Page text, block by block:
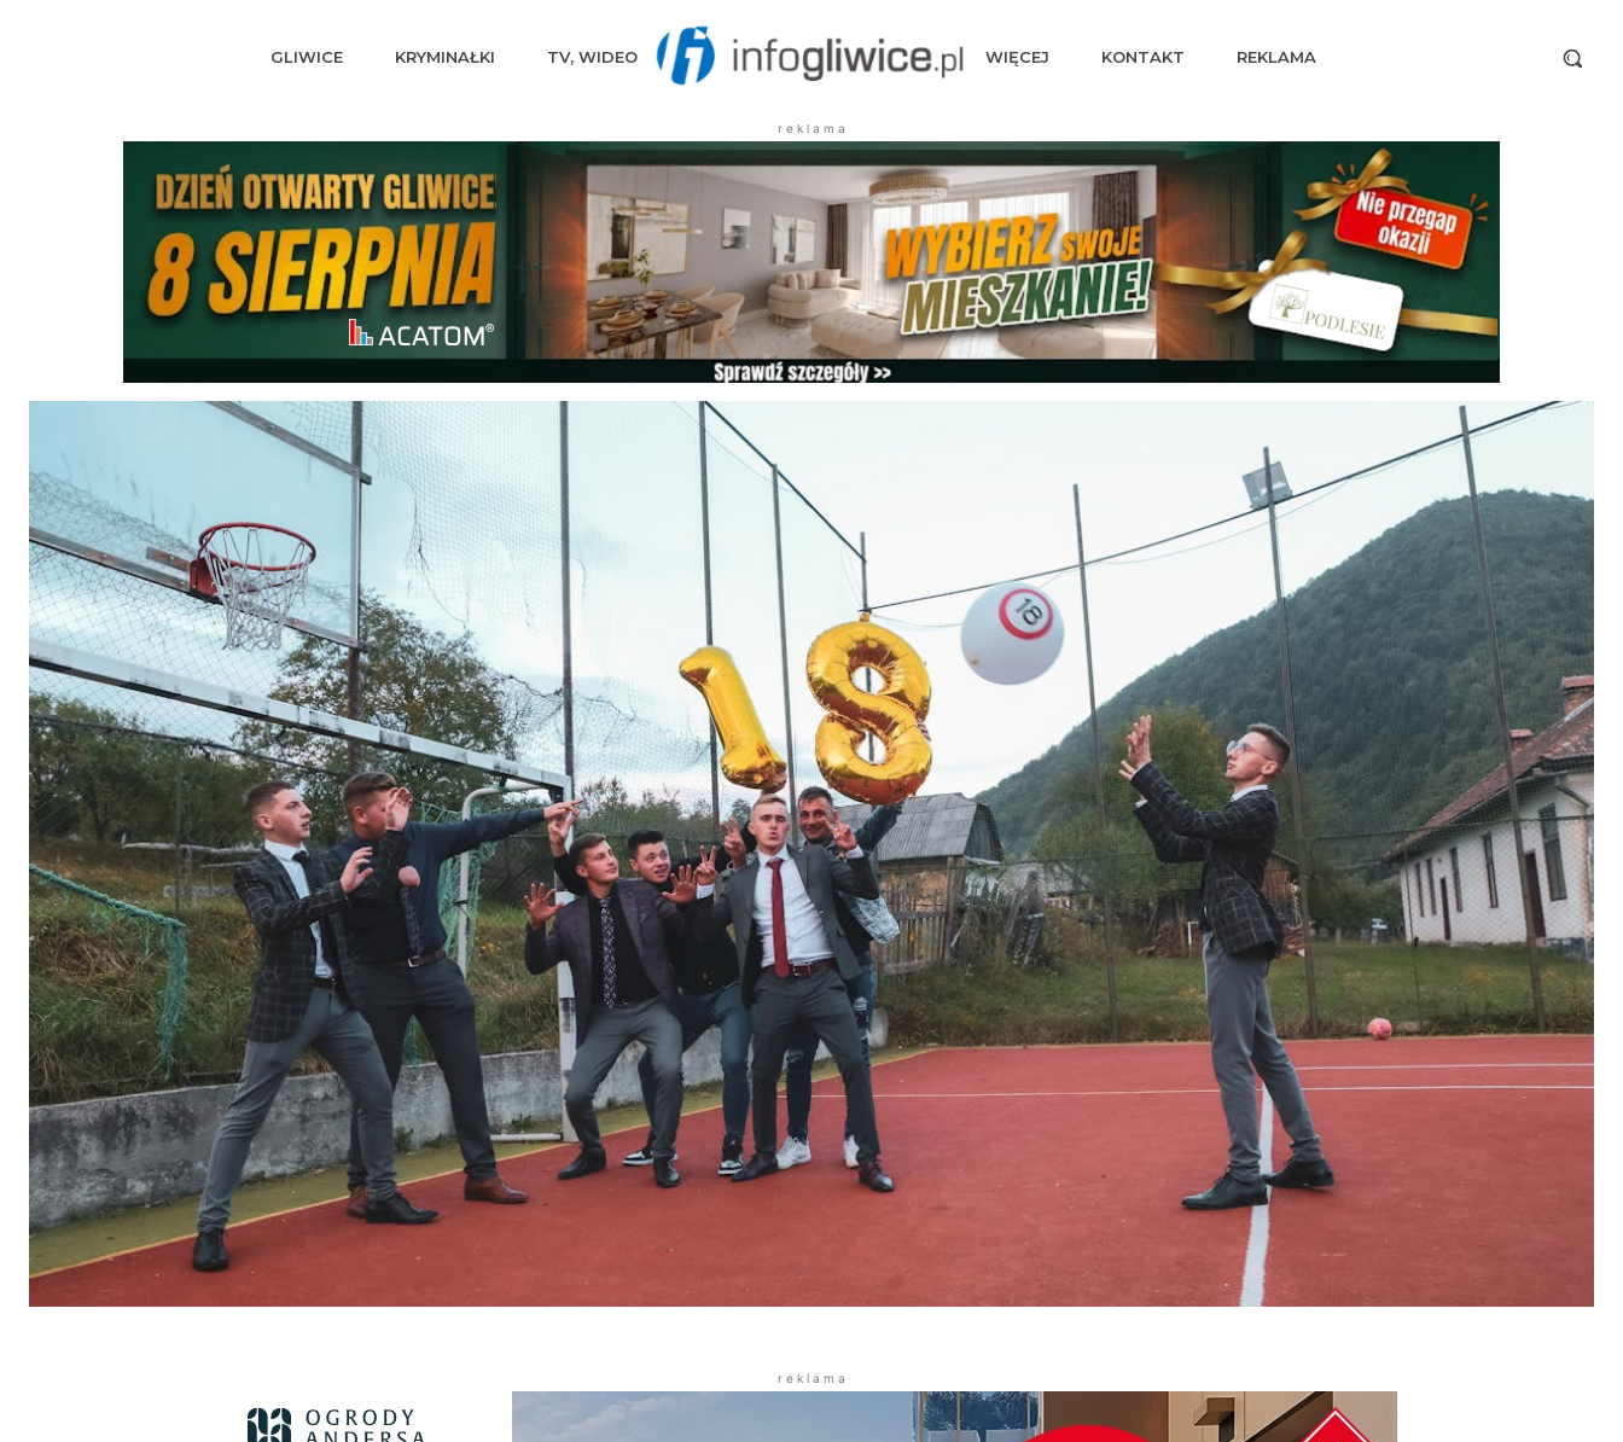
GLIWICE KRYMINAŁKI TV, WIDEO WIĘCEJ KONTAKT REKLAMA
r e k l a m a
r e k l a m a